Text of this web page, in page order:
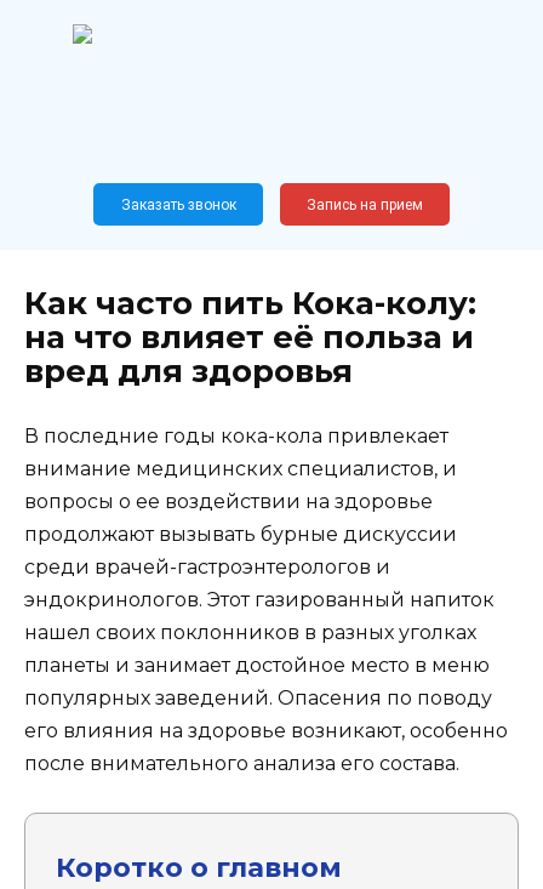
Новослободская, 62, к12
Заказать звонок Запись на прием
Как часто пить Кока-колу:
на что влияет её польза и
вред для здоровья
В последние годы кока-кола привлекает
внимание медицинских специалистов, и
вопросы о ее воздействии на здоровье
продолжают вызывать бурные дискуссии
среди врачей-гастроэнтерологов и
эндокринологов. Этот газированный напиток
нашел своих поклонников в разных уголках
планеты и занимает достойное место в меню
популярных заведений. Опасения по поводу
его влияния на здоровье возникают, особенно
после внимательного анализа его состава.
Коротко о главном